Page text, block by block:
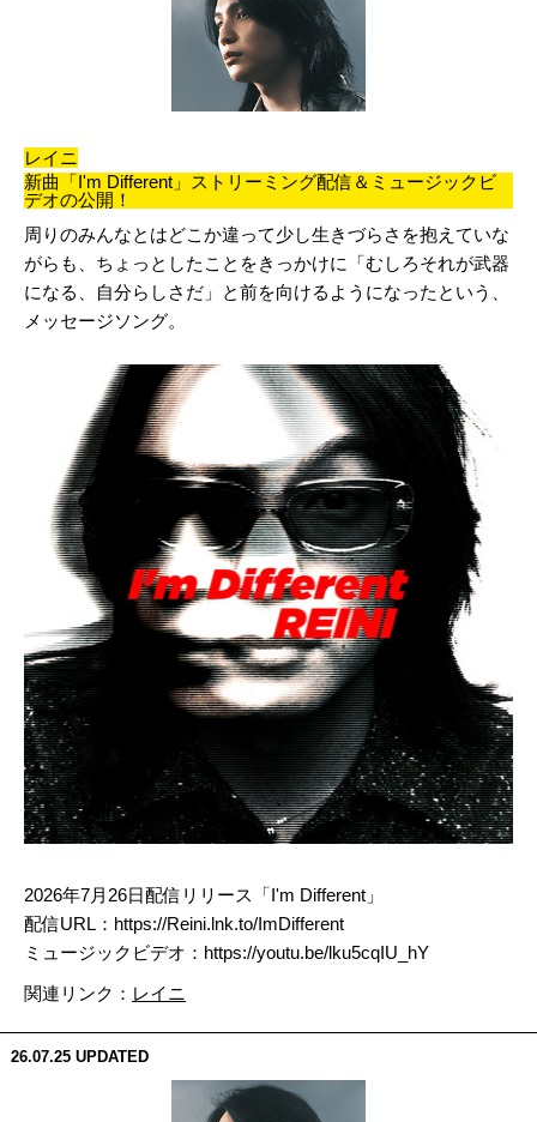
レイニ
新曲「I'm Different」ストリーミング配信＆ミュージックビ
デオの公開！
周りのみんなとはどこか違って少し生きづらさを抱えていな
がらも
、ちょっとしたことをきっかけに「むしろそれが武器
になる、
自分らしさだ」と前を向けるようになったという、
メッセージソング。
2026年7月26日配信リリース
「I'm Different」
配信URL： https://Reini.lnk.to/ImDifferent
ミュージックビデオ： https://youtu.be/lku5cqIU_hY
関連リンク： レイニ
26.07.25 UPDATED